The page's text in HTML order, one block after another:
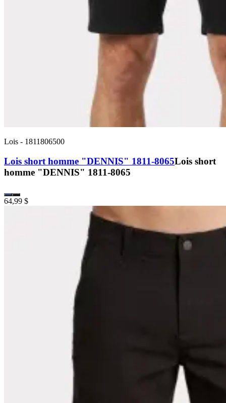
Lois - 1811806500
Lois short homme "DENNIS" 1811-8065Lois short
homme "DENNIS" 1811-8065
64,99 $